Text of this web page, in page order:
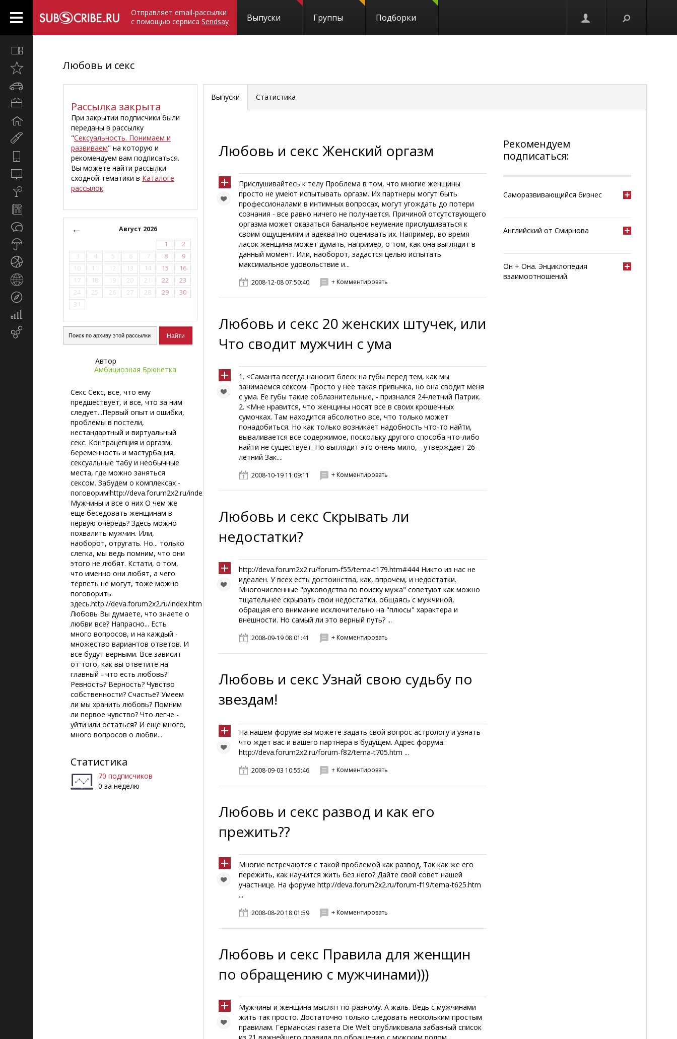
Отправляет email-рассылки
с помощью сервиса Sendsay Выпуски Группы Подборки
Открыто
Автомобили
Компьютеры
Новости
маркетинг
Любовь и секс
Рассылка закрыта
При закрытии подписчики были
переданы в рассылку
"Сексуальность. Понимаем и
развиваем" на которую и
рекомендуем вам подписаться.
Вы можете найти рассылки
сходной тематики в Каталоге
рассылок.
←
Август 2026
1
2
3
4 5 6 7 8
9
10
11 12 13 14 15
16
17
18 19 20 21 22
23
24
25 26 27 28 29
30
31
Автор
Амбициозная Брюнетка
Секс Секс, все, что ему
предшествует, и все, что за ним
следует...Первый опыт и ошибки,
проблемы в постели,
нестандартный и виртуальный
секс. Контрацепция и оргазм,
беременность и мастурбация,
сексуальные табу и необычные
места, где можно заняться
сексом. Забудем о комплексах -
поговорим!http://deva.forum2x2.ru/index.htm
Мужчины и все о них О чем же
еще беседовать женщинам в
первую очередь? Здесь можно
похвалить мужчин. Или,
наоборот, отругать. Но... только
слегка, мы ведь помним, что они
этого не любят. Кстати, о том,
что именно они любят, а чего
терпеть не могут, тоже можно
поговорить
здесь.http://deva.forum2x2.ru/index.htm
Любовь Вы думаете, что знаете о
любви все? Напрасно... Есть
много вопросов, и на каждый -
множество вариантов ответов. И
все будут верными. Все зависит
от того, как вы ответите на
главный - что есть любовь?
Ревность? Верность? Чувство
собственности? Счастье? Умеем
ли мы хранить любовь? Помним
ли первое чувство? Что легче -
уйти или остаться? И еще много,
много вопросов о любви...
Статистика
70 подписчиков
0 за неделю
Выпуски Статистика
Любовь и секс Женский оргазм
Прислушивайтесь к телу Проблема в том, что многие женщины
просто не умеют испытывать оргазм. Их партнеры могут быть
профессионалами в интимных вопросах, могут угождать до потери
сознания - все равно ничего не получается. Причиной отсутствующего
оргазма может оказаться банальное неумение прислушиваться к
своим ощущениям и адекватно оценивать их. Например, во время
ласок женщина может думать, например, о том, как она выглядит в
данный момент. Или, наоборот, задастся целью испытать
максимальное удовольствие и...
2008-12-08 07:50:40 + Комментировать
Любовь и секс 20 женских штучек, или
Что сводит мужчин с ума
1. <Саманта всегда наносит блеск на губы перед тем, как мы
занимаемся сексом. Просто у нее такая привычка, но она сводит меня
с ума. Ее губы такие соблазнительные, - признался 24-летний Патрик.
2. <Мне нравится, что женщины носят все в своих крошечных
сумочках. Там находится абсолютно все, что только может
понадобиться. Но как только возникает надобность что-то найти,
вываливается все содержимое, поскольку другого способа что-либо
найти не существует. Но выглядит это очень мило, - утверждает 26-
летний Зак....
2008-10-19 11:09:11 + Комментировать
Любовь и секс Скрывать ли
недостатки?
http://deva.forum2x2.ru/forum-f55/tema-t179.htm#444 Никто из нас не
идеален. У всех есть достоинства, как, впрочем, и недостатки.
Многочисленные "руководства по поиску мужа" советуют как можно
тщательнее скрывать свои недостатки, общаясь с мужчиной,
обращая его внимание исключительно на "плюсы" характера и
внешности. Но самый ли это верный путь? ...
2008-09-19 08:01:41 + Комментировать
Любовь и секс Узнай свою судьбу по
звездам!
На нашем форуме вы можете задать свой вопрос астрологу и узнать
что ждет вас и вашего партнера в будущем. Адрес форума:
http://deva.forum2x2.ru/forum-f82/tema-t705.htm ...
2008-09-03 10:55:46 + Комментировать
Любовь и секс развод и как его
прежить??
Многие встречаются с такой проблемой как развод. Так как же его
пережить, как научится жить без него? Дайте свой совет нашей
участнице. На форуме http://deva.forum2x2.ru/forum-f19/tema-t625.htm
...
2008-08-20 18:01:59 + Комментировать
Любовь и секс Правила для женщин
по обращению с мужчинами)))
Мужчины и женщина мыслят по-разному. А жаль. Ведь с мужчинами
жить так просто. Достаточно только следовать нескольким простым
правилам. Германская газета Die Welt опубликовала забавный список
Рекомендуем
подписаться:
Саморазвивающийся бизнес
Английский от Смирнова
Он + Она. Энциклопедия
взаимоотношений.